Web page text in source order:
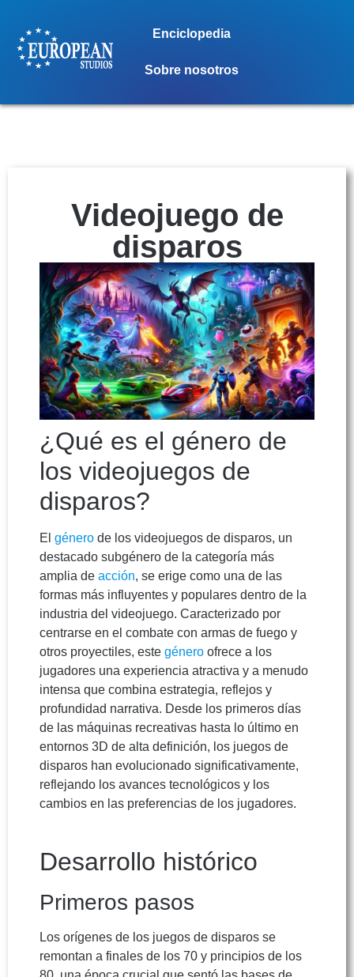
Enciclopedia
Sobre nosotros
Videojuego de
disparos
¿Qué es el género de
los videojuegos de
disparos?
El género de los videojuegos de disparos, un
destacado subgénero de la categoría más
amplia de acción, se erige como una de las
formas más influyentes y populares dentro de la
industria del videojuego. Caracterizado por
centrarse en el combate con armas de fuego y
otros proyectiles, este género ofrece a los
jugadores una experiencia atractiva y a menudo
intensa que combina estrategia, reflejos y
profundidad narrativa. Desde los primeros días
de las máquinas recreativas hasta lo último en
entornos 3D de alta definición, los juegos de
disparos han evolucionado significativamente,
reflejando los avances tecnológicos y los
cambios en las preferencias de los jugadores.
Desarrollo histórico
Primeros pasos
Los orígenes de los juegos de disparos se
remontan a finales de los 70 y principios de los